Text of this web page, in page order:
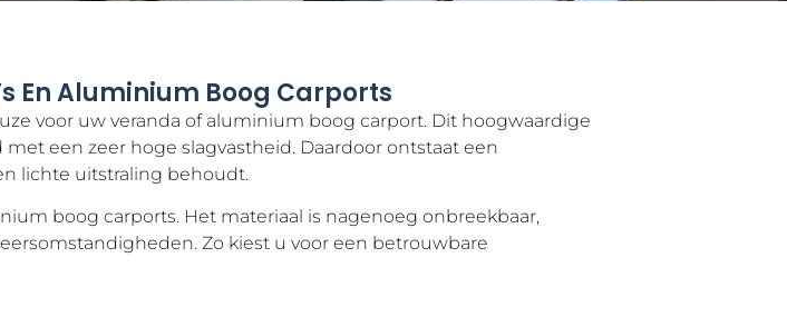
En Aluminium Boog Carports
voor uw veranda of aluminium boog carport. Dit hoogwaardige
een zeer hoge slagvastheid. Daardoor ontstaat een
lichte uitstraling behoudt.
boog carports. Het materiaal is nagenoeg onbreekbaar,
Zo kiest u voor een betrouwbare